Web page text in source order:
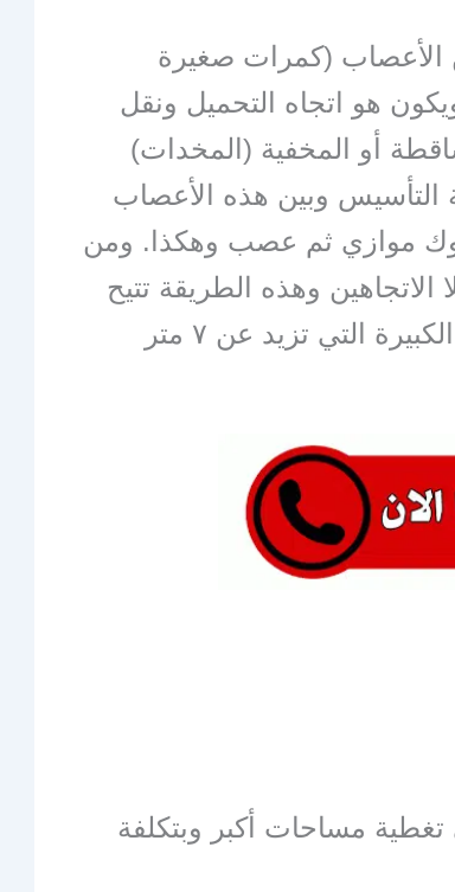
(كمرات صغيرة
هو اتجاه التحميل ونقل
أو المخفية (المخدات)
التأسيس وبين هذه الأعصاب
موازي ثم عصب وهكذا. ومن
وهذه الطريقة تتيح
تغطية مساحة أكبر مثل القاعات الكبيرة التي تزيد عن ٧ متر
تغطية مساحات أكبر وبتكلفة